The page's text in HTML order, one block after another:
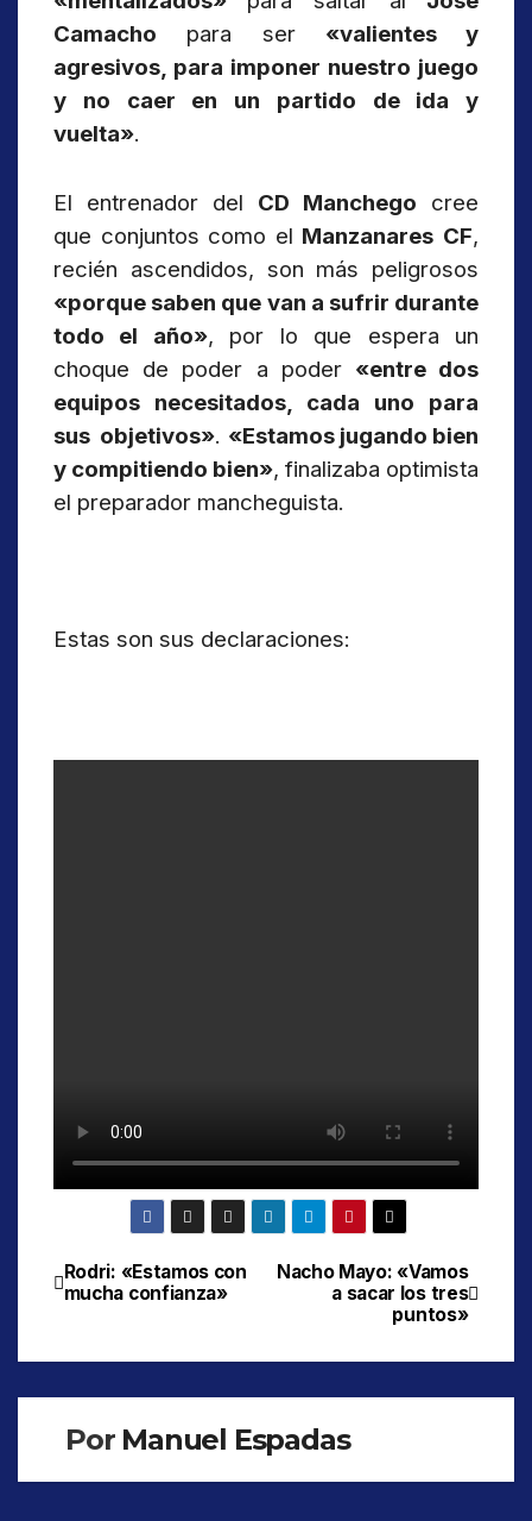
Camacho para ser «valientes y
agresivos, para imponer nuestro juego
y no caer en un partido de ida y
vuelta».
El entrenador del CD Manchego cree
que conjuntos como el Manzanares CF,
recién ascendidos, son más peligrosos
«porque saben que van a sufrir durante
todo el año», por lo que espera un
choque de poder a poder «entre dos
equipos necesitados, cada uno para
sus objetivos». «Estamos jugando bien
y compitiendo bien», finalizaba optimista
el preparador mancheguista.
Estas son sus declaraciones:
Navegación
Nacho Mayo: «Vamos
a sacar los tres
puntos»
Rodri: «Estamos con
mucha confianza»
Por Manuel Espadas